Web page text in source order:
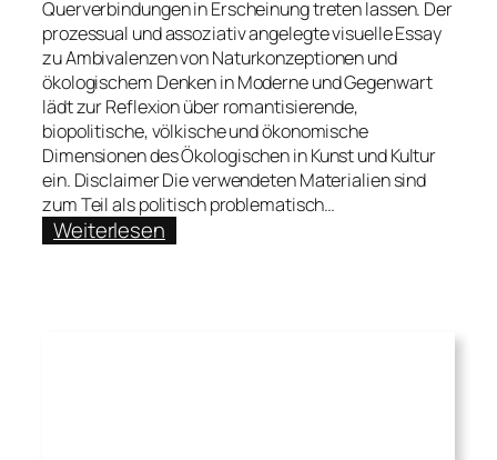
Querverbindungen in Erscheinung treten lassen. Der
prozessual und assoziativ angelegte visuelle Essay
zu Ambivalenzen von Naturkonzeptionen und
ökologischem Denken in Moderne und Gegenwart
lädt zur Reflexion über romantisierende,
biopolitische, völkische und ökonomische
Dimensionen des Ökologischen in Kunst und Kultur
ein. Disclaimer Die verwendeten Materialien sind
zum Teil als politisch problematisch…
Weiterlesen: